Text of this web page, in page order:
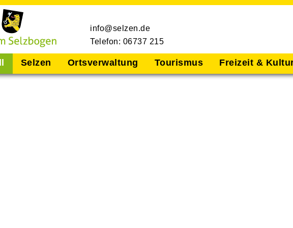
info@selzen.de
Telefon: 06737 215
Selzen Ortsverwaltung Tourismus Freizeit &